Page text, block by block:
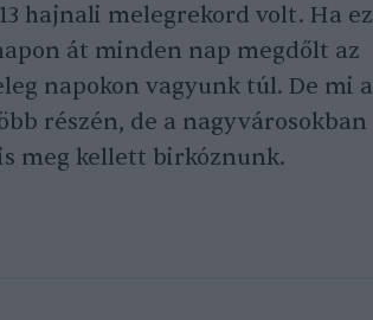
hajnali melegrekord volt. Ha ez
át minden nap megdőlt az
napokon vagyunk túl. De mi a
részén, de a nagyvárosokban
meg kellett birkóznunk.